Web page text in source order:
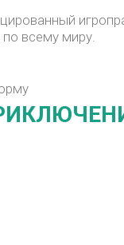
всему миру.